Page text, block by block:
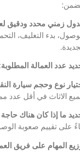
زمني محدد ودقيق
بدء التغليف،
عدد العمالة
نوع وحجم سيارة
الاثاث في أقل عدد
ما إذا كان هناك
على تقييم صعوبة
المهام على فريق